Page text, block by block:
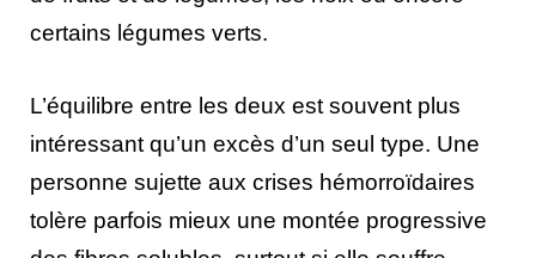
certains légumes verts.
L’équilibre entre les deux est souvent plus
intéressant qu’un excès d’un seul type. Une
personne sujette aux crises hémorroïdaires
tolère parfois mieux une montée progressive